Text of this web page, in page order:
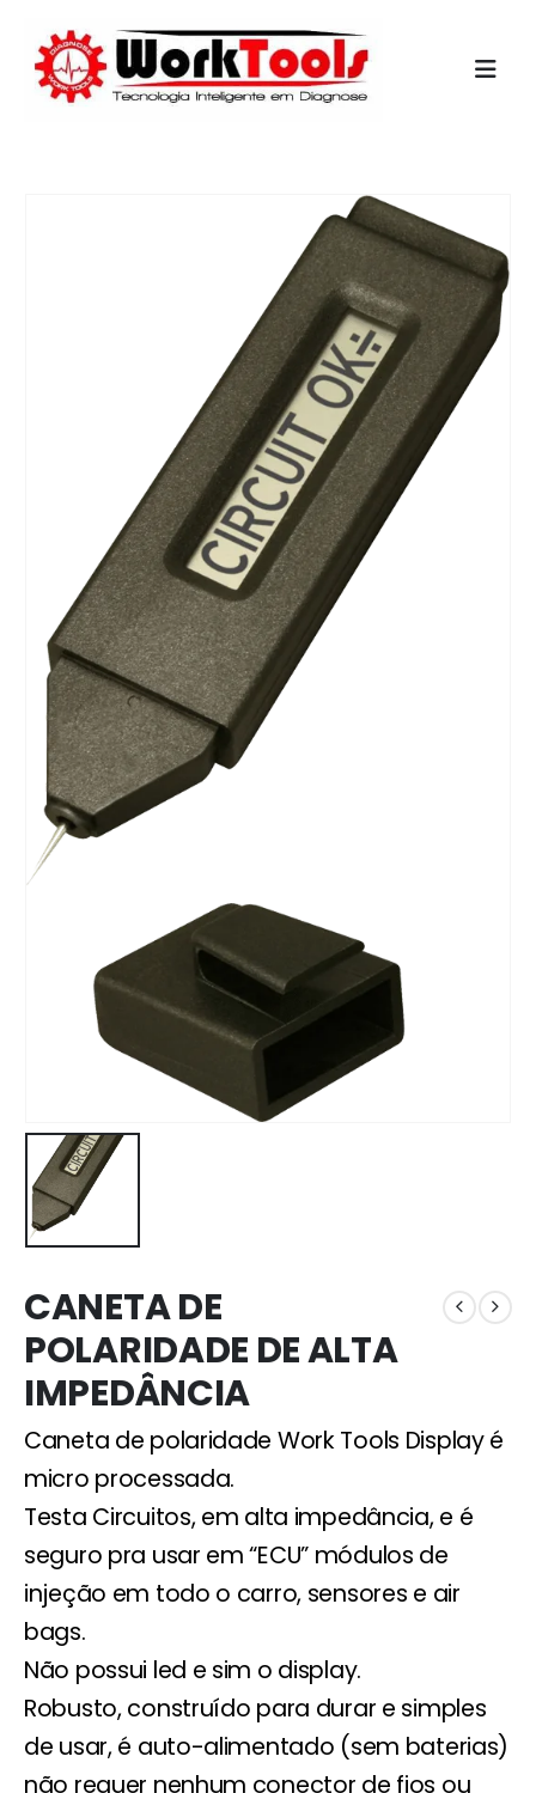
CANETA DE
POLARIDADE DE ALTA
IMPEDÂNCIA
Caneta de polaridade Work Tools Display é
micro processada.
Testa Circuitos, em alta impedância, e é
seguro pra usar em “ECU” módulos de
injeção em todo o carro, sensores e air
bags.
Não possui led e sim o display.
Robusto, construído para durar e simples
de usar, é auto-alimentado (sem baterias)
não requer nenhum conector de fios ou